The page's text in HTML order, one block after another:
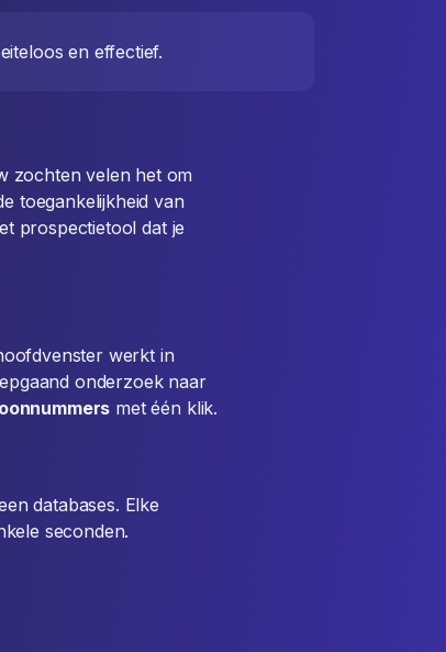
en effectief.
zochten velen het om
toegankelijkheid van
prospectietool dat je
werkt in
onderzoek naar
met één klik.
databases. Elke
seconden.